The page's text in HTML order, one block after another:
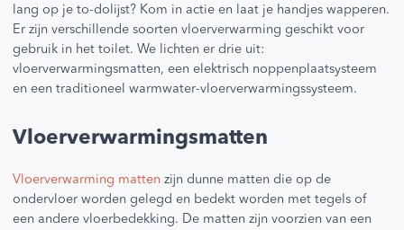
lang op je to-dolijst? Kom in actie en laat je handjes wapperen.
Er zijn verschillende soorten vloerverwarming geschikt voor
gebruik in het toilet. We lichten er drie uit:
vloerverwarmingsmatten, een elektrisch noppenplaatsysteem
en een traditioneel warmwater-vloerverwarmingssysteem.
Vloerverwarmingsmatten
Vloerverwarming matten zijn dunne matten die op de
ondervloer worden gelegd en bedekt worden met tegels of
een andere vloerbedekking. De matten zijn voorzien van een